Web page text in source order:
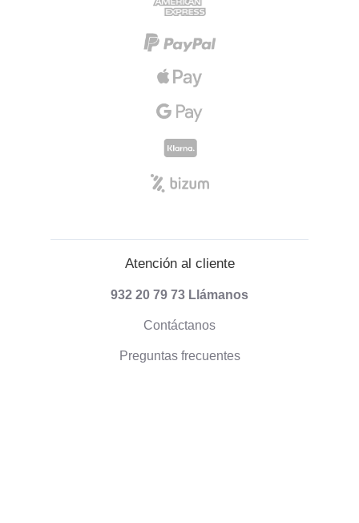
Atención al cliente
932 20 79 73 Llámanos
Contáctanos
Preguntas frecuentes